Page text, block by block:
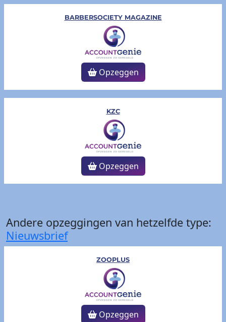
BARBERSOCIETY MAGAZINE
Opzeggen
KZC
Opzeggen
Andere opzeggingen van hetzelfde type:
Nieuwsbrief
ZOOPLUS
Opzeggen